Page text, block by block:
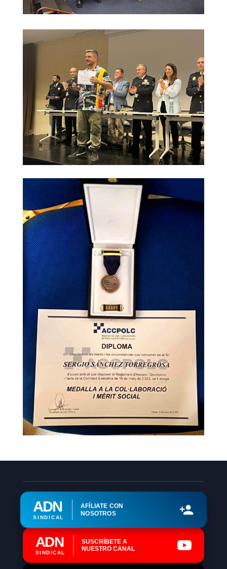
ADN
SINDICAL
AFÍLIATE CON
NOSOTROS
ADN
SINDICAL
SUSCRÍBETE A
NUESTRO CANAL